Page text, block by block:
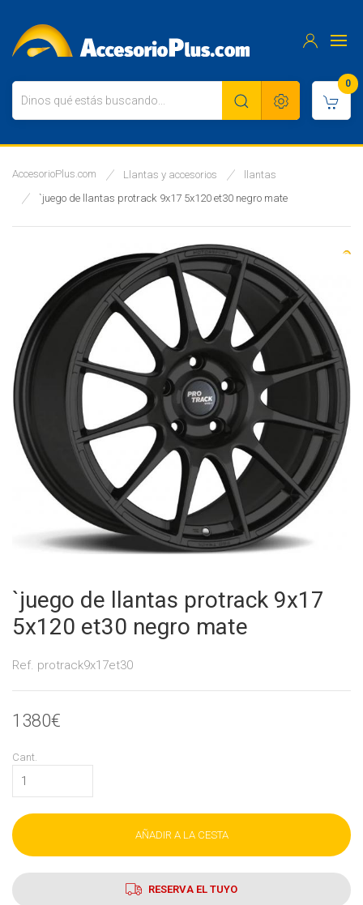
0
AccesorioPlus.com Llantas y accesorios
llantas
`juego de llantas protrack 9x17 5x120 et30 negro mate
`juego de llantas protrack 9x17
5x120 et30 negro mate
Ref. protrack9x17et30
1380€
Cant.
AÑADIR A LA CESTA
RESERVA EL TUYO